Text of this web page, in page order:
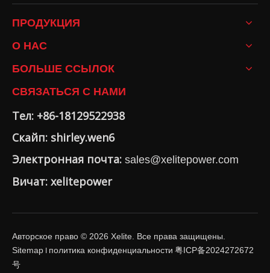
ПРОДУКЦИЯ
О НАС
БОЛЬШЕ ССЫЛОК
СВЯЗАТЬСЯ С НАМИ
Тел: +86-18129522938
Скайп: shirley.wen6
Электронная почта: sales@xelitepower.com
Вичат: xelitepower
Авторское право © 2026 Xelite. Все права защищены.
Sitemap
политика конфиденциальности 粤ICP备2024272672
号